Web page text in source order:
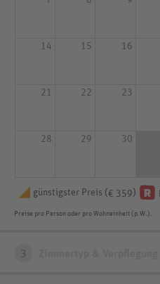
14 15 16
21 22 23
28 29 30
günstigster Preis ( € 359 )
Preise pro Person oder pro Wohneinheit (p.W.).
3